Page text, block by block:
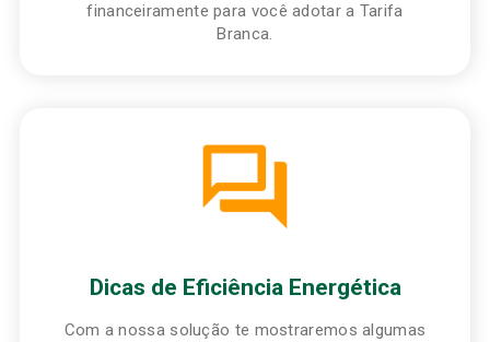
financeiramente para você adotar a Tarifa
Branca.
Dicas de Eficiência Energética
Com a nossa solução te mostraremos algumas